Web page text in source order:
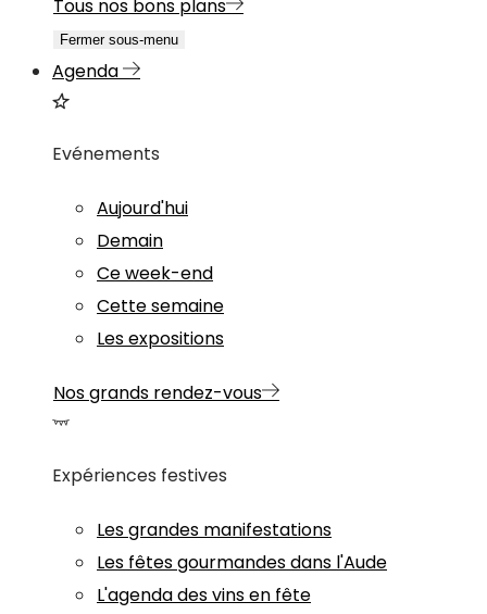
Tous nos bons plans
Fermer sous-menu
Agenda
Evénements
Aujourd'hui
Demain
Ce week-end
Cette semaine
Les expositions
Nos grands rendez-vous
Expériences festives
Les grandes manifestations
Les fêtes gourmandes dans l'Aude
L'agenda des vins en fête